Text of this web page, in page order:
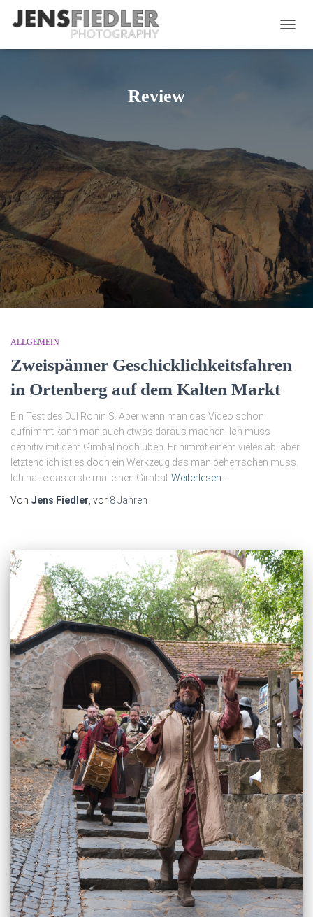
Review
ALLGEMEIN
Zweispänner Geschicklichkeitsfahren
in Ortenberg auf dem Kalten Markt
Ein Test des DJI Ronin S. Aber wenn man das Video schon
aufnimmt kann man auch etwas daraus machen. Ich muss
definitiv mit dem Gimbal noch üben. Er nimmt einem vieles ab, aber
letztendlich ist es doch ein Werkzeug das man beherrschen muss.
Ich hatte das erste mal einen Gimbal Weiterlesen…
Von Jens Fiedler , vor 8 Jahren